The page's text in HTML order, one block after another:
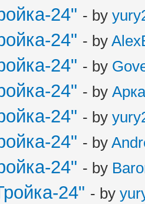
24" - by
24" - by
24" - by
24" - by
24" - by
24" - by
24" - by
24" - by